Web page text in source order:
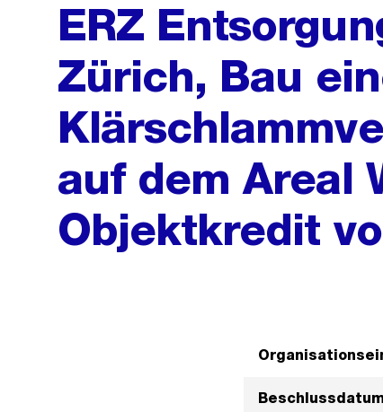
ERZ
Zürich, Bau
auf dem Areal
Objektkredit